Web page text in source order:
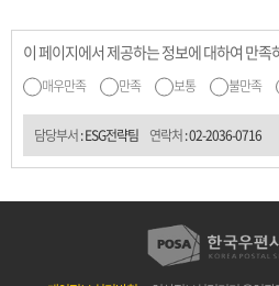
이 페이지에서 제공하는 정보에 대하여 만족
매우만족 만족 보통 불만족
담당부서: ESG전략팀 연락처:02-2036-0716